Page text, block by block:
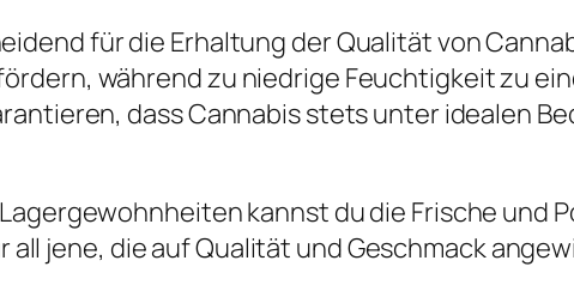
für die Erhaltung der Qualität von
während zu niedrige Feuchtigkeit zu
dass Cannabis stets unter idealen
kannst du die Frische und
jene, die auf Qualität und Geschmack